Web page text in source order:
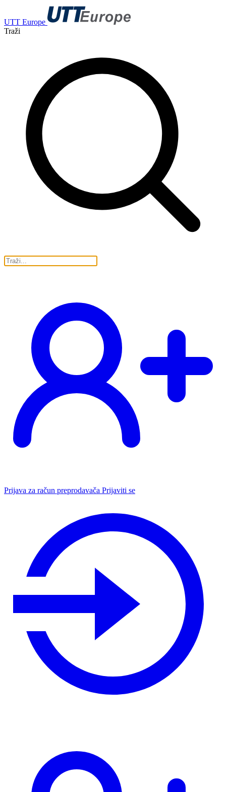
UTT Europe
Traži
Prijava za račun preprodavača Prijaviti se